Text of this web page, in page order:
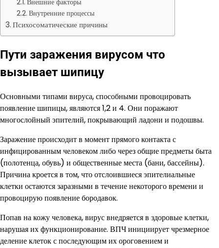
Внешние факторы
Внутренние процессы
Психосоматические причины
Пути заражения вирусом что
вызывает шипицу
Основными типами вируса, способными провоцировать
появление шипицы, являются 1,2 и 4. Они поражают
многослойный эпителий, покрывающий ладони и подошвы.
Заражение происходит в момент прямого контакта с
инфицированным человеком либо через общие предметы быта
(полотенца, обувь) и общественные места (бани, бассейны).
Причина кроется в том, что отслоившиеся эпителиальные
клетки остаются заразными в течение некоторого времени и
провоцирую появление бородавок.
Попав на кожу человека, вирус внедряется в здоровые клетки,
нарушая их функционирование. ВПЧ инициирует чрезмерное
деление клеток с последующим их ороговением и